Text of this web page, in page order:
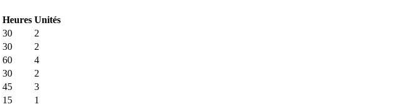
Heures Unités
30
2
30
2
60
4
30
2
45
3
15
1